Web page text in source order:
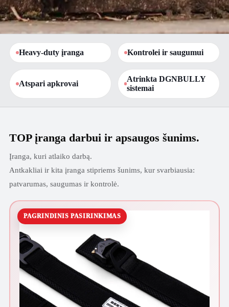
DGNBULLY • DARBO SISTEMA
Darbo ir apsaugos šunims
Kontrolė. Saugumas. Apkrova. Atrinkta įranga darbo ir apsaugos šunims.
Peržiūrėti TOP įrangą
Heavy-duty įranga Kontrolei ir saugumui
Atspari apkrovai
Atrinkta DGNBULLY
sistemai
TOP įranga darbui ir apsaugos šunims.
Įranga, kuri atlaiko darbą.
Antkakliai ir kita įranga stipriems šunims, kur svarbiausia:
patvarumas, saugumas ir kontrolė.
PAGRINDINIS PASIRINKIMAS